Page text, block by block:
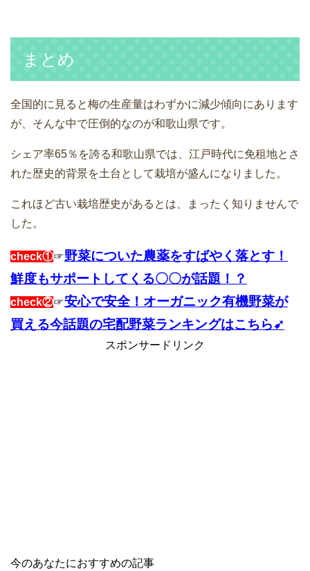
まとめ
全国的に見ると梅の生産量はわずかに減少傾向にあります
が、そんな中で圧倒的なのが和歌山県です。
シェア率65％を誇る和歌山県では、江戸時代に免租地とさ
れた歴史的背景を土台として栽培が盛んになりました。
これほど古い栽培歴史があるとは、まったく知りませんで
した。
check①☞野菜についた農薬をすばやく落とす！
鮮度もサポートしてくる〇〇が話題！？
check②☞安心で安全！オーガニック有機野菜が
買える今話題の宅配野菜ランキングはこちら➹
スポンサードリンク
今のあなたにおすすめの記事